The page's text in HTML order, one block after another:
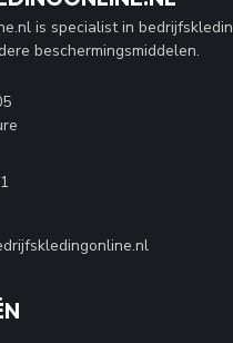
is specialist in
beschermingsmiddelen.